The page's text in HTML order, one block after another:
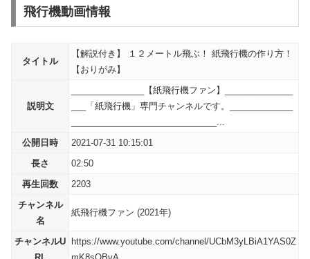
飛行機動画情報
タイトル
【解説付き】 １２メートル飛ぶ！ 紙飛行機の作り方！
【おりがみ】
説明文
_______________【紙飛行機ファン】______________
___「紙飛行機」専門チャンネルです。_____________
______________________________...
公開日時
2021-07-31 10:15:01
長さ
02:50
再生回数
2203
チャンネル
名
紙飛行機ファン (2021年)
チャンネルU
https://www.youtube.com/channel/UCbM3yLBiA1YAS0Z